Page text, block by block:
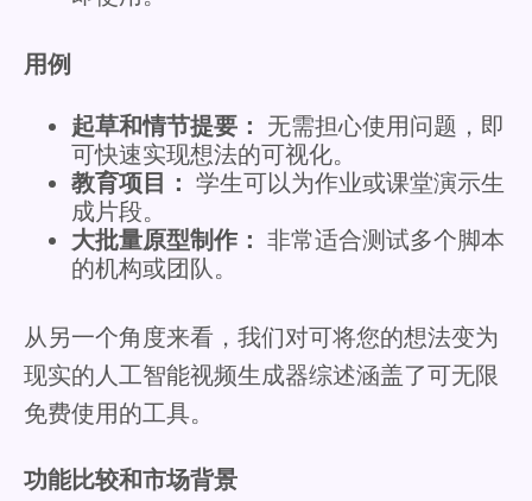
用例
起草和情节提要： 无需担心使用问题，即
可快速实现想法的可视化。
教育项目： 学生可以为作业或课堂演示生
成片段。
大批量原型制作： 非常适合测试多个脚本
的机构或团队。
从另一个角度来看，我们对可将您的想法变为
现实的人工智能视频生成器综述涵盖了可无限
免费使用的工具。
功能比较和市场背景